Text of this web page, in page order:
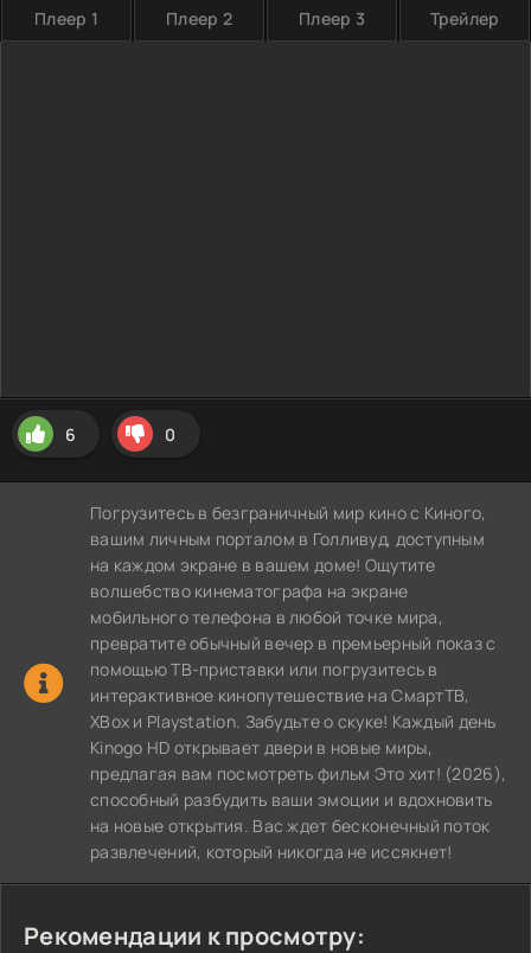
Плеер 1 Плеер 2 Плеер 3 Трейлер
6 0
Погрузитесь в безграничный мир кино с Киного,
вашим личным порталом в Голливуд, доступным
на каждом экране в вашем доме! Ощутите
волшебство кинематографа на экране
мобильного телефона в любой точке мира,
превратите обычный вечер в премьерный показ с
помощью ТВ-приставки или погрузитесь в
интерактивное кинопутешествие на СмартТВ,
XBox и Playstation. Забудьте о скуке! Каждый день
Kinogo HD открывает двери в новые миры,
предлагая вам посмотреть фильм Это хит! (2026),
способный разбудить ваши эмоции и вдохновить
на новые открытия. Вас ждет бесконечный поток
развлечений, который никогда не иссякнет!
Рекомендации к просмотру: